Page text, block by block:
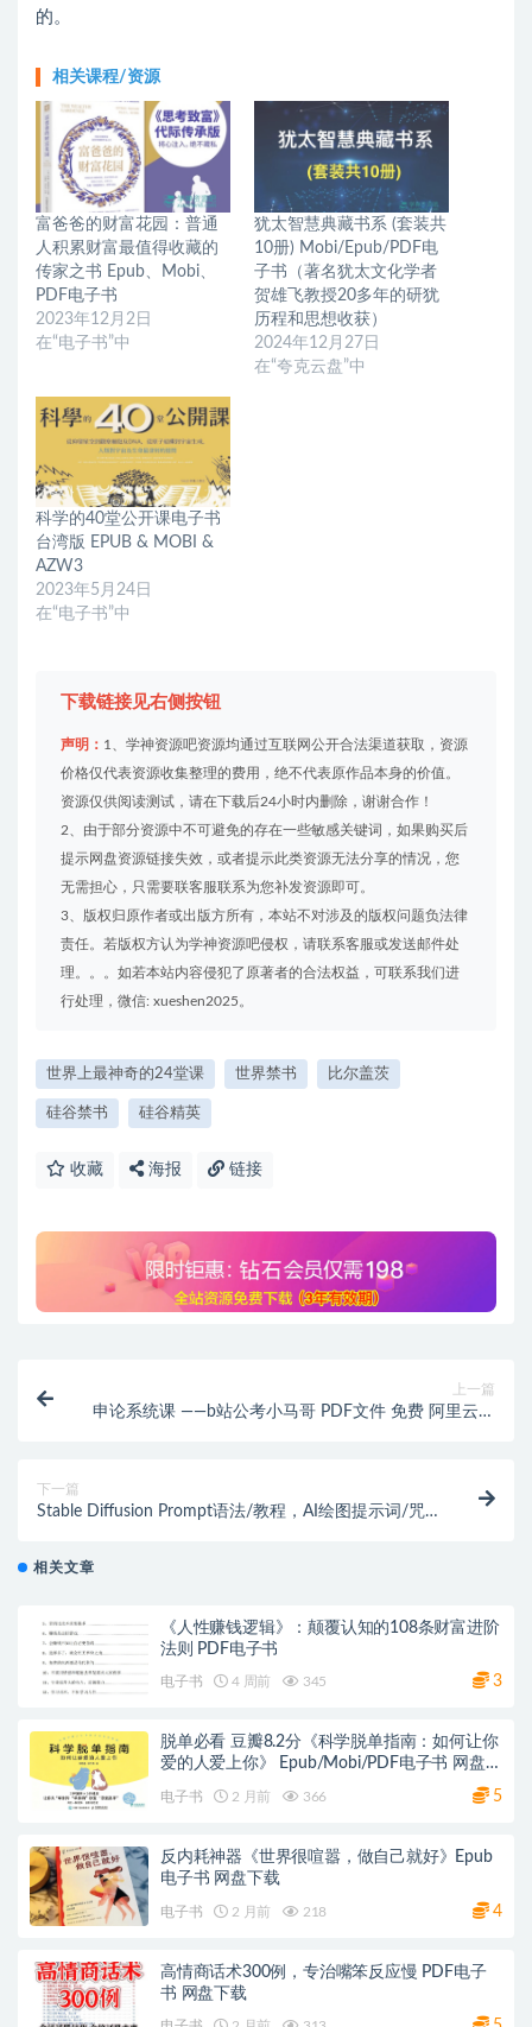
的。
相关课程/资源
富爸爸的财富花园：普通
人积累财富最值得收藏的
传家之书 Epub、Mobi、
PDF电子书
2023年12月2日
在“电子书”中
犹太智慧典藏书系 (套装共
10册) Mobi/Epub/PDF电
子书（著名犹太文化学者
贺雄飞教授20多年的研犹
历程和思想收获）
2024年12月27日
在“夸克云盘”中
科学的40堂公开课电子书
台湾版 EPUB & MOBI &
AZW3
2023年5月24日
在“电子书”中
下载链接见右侧按钮
声明： 1、学神资源吧资源均通过互联网公开合法渠道获取，资源
价格仅代表资源收集整理的费用，绝不代表原作品本身的价值。
资源仅供阅读测试，请在下载后24小时内删除，谢谢合作！
2、由于部分资源中不可避免的存在一些敏感关键词，如果购买后
提示网盘资源链接失效，或者提示此类资源无法分享的情况，您
无需担心，只需要联客服联系为您补发资源即可。
3、版权归原作者或出版方所有，本站不对涉及的版权问题负法律
责任。若版权方认为学神资源吧侵权，请联系客服或发送邮件处
理。。。如若本站内容侵犯了原著者的合法权益，可联系我们进
行处理，微信: xueshen2025。
世界上最神奇的24堂课 世界禁书 比尔盖茨
硅谷禁书 硅谷精英
收藏 海报 链接
上一篇
申论系统课 ——b站公考小马哥 PDF文件 免费 阿里云盘
下一篇
Stable Diffusion Prompt语法/教程，AI绘图提示词/咒
相关文章
《人性赚钱逻辑》：颠覆认知的108条财富进阶
法则 PDF电子书
电子书 4 周前 345 3
脱单必看 豆瓣8.2分《科学脱单指南：如何让你
爱的人爱上你》 Epub/Mobi/PDF电子书 网盘下
电子书 2 月前 366 5
反内耗神器《世界很喧嚣，做自己就好》Epub
电子书 网盘下载
电子书 2 月前 218 4
高情商话术300例，专治嘴笨反应慢 PDF电子
书 网盘下载